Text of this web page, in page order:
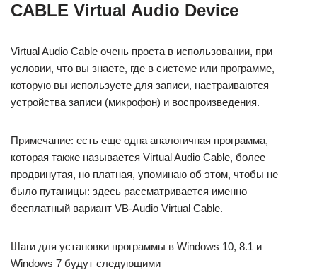
CABLE Virtual Audio Device
Virtual Audio Cable очень проста в использовании, при
условии, что вы знаете, где в системе или программе,
которую вы используете для записи, настраиваются
устройства записи (микрофон) и воспроизведения.
Примечание: есть еще одна аналогичная программа,
которая также называется Virtual Audio Cable, более
продвинутая, но платная, упоминаю об этом, чтобы не
было путаницы: здесь рассматривается именно
бесплатный вариант VB-Audio Virtual Cable.
Шаги для установки программы в Windows 10, 8.1 и
Windows 7 будут следующими